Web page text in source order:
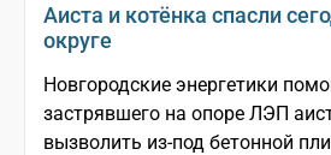
Аиста и котёнка спасли
округе
Новгородские энергетики
застрявшего на опоре ЛЭП
вызволить из-под бетонной